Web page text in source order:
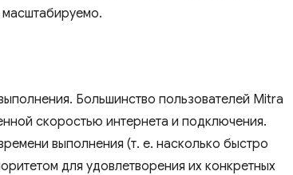
масштабируемо.
Большинство пользователей Mitra
скоростью интернета и подключения.
выполнения (т. е. насколько быстро
для удовлетворения их конкретных